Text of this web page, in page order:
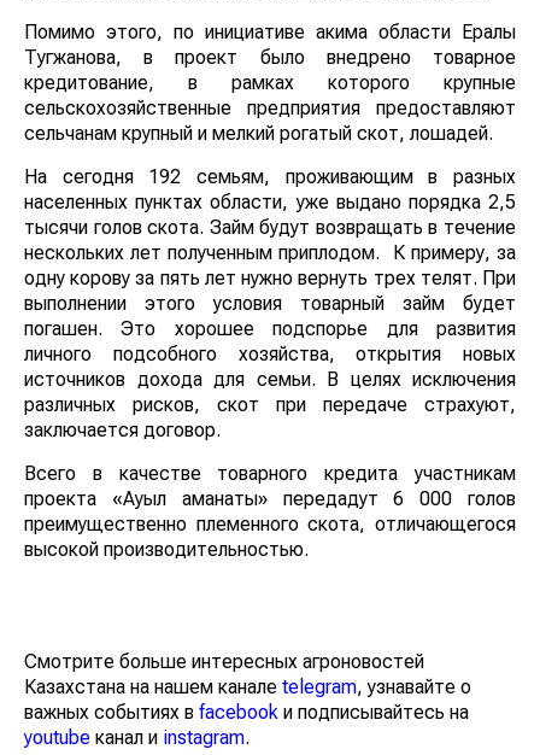
Помимо этого, по инициативе акима области Ералы
Тугжанова, в проект было внедрено товарное
кредитование, в рамках которого крупные
сельскохозяйственные предприятия предоставляют
сельчанам крупный и мелкий рогатый скот, лошадей.
На сегодня 192 семьям, проживающим в разных
населенных пунктах области, уже выдано порядка 2,5
тысячи голов скота. Займ будут возвращать в течение
нескольких лет полученным приплодом. К примеру, за
одну корову за пять лет нужно вернуть трех телят. При
выполнении этого условия товарный займ будет
погашен. Это хорошее подспорье для развития
личного подсобного хозяйства, открытия новых
источников дохода для семьи. В целях исключения
различных рисков, скот при передаче страхуют,
заключается договор.
Всего в качестве товарного кредита участникам
проекта «Ауыл аманаты» передадут 6 000 голов
преимущественно племенного скота, отличающегося
высокой производительностью.
Смотрите больше интересных агроновостей
Казахстана на нашем канале telegram, узнавайте о
важных событиях в facebook и подписывайтесь на
youtube канал и instagram.